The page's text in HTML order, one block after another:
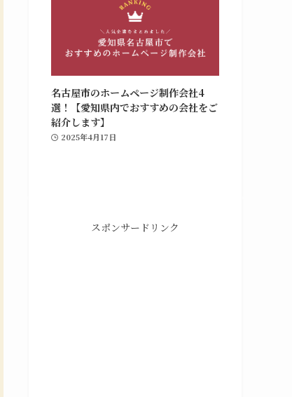
までを行っています。Webマーケティング支
名古屋市のホームページ制作会社4
選！【愛知県内でおすすめの会社をご
紹介します】
2025年4月17日
スポンサードリンク